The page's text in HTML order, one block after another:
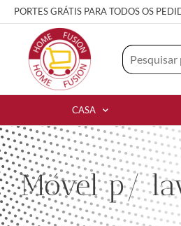
PORTES GRÁTIS PARA TODOS OS
CASA
Móvel p/